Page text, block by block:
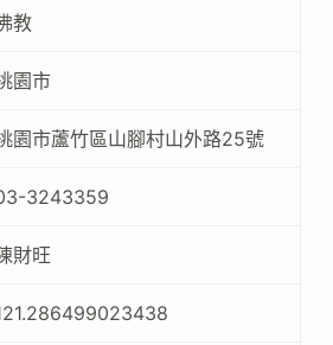
教
園市
園市蘆竹區山腳村山外路25號
3243359
財旺